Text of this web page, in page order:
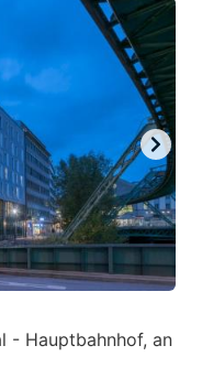
- Hauptbahnhof, an